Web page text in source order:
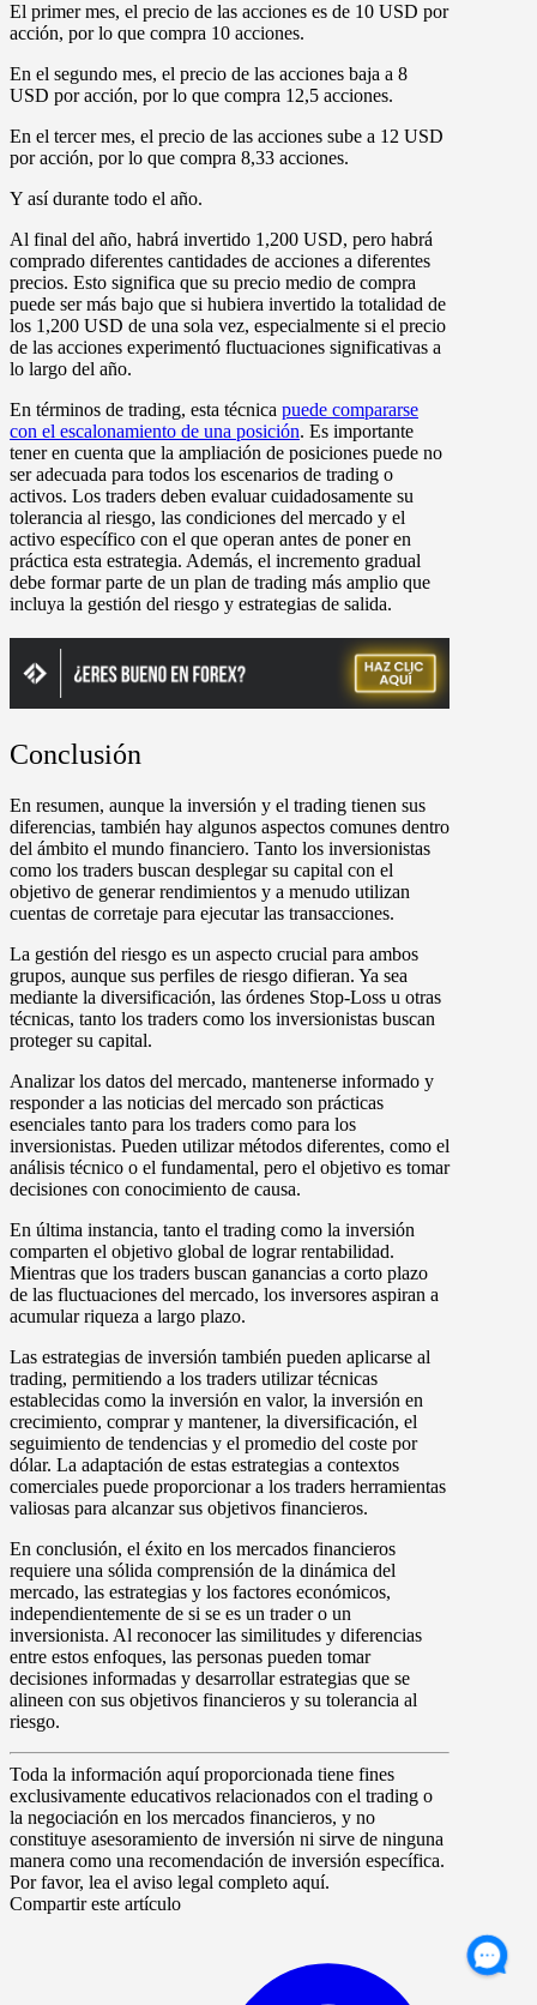
El primer mes, el precio de las acciones es de 10 USD por
acción, por lo que compra 10 acciones.
En el segundo mes, el precio de las acciones baja a 8
USD por acción, por lo que compra 12,5 acciones.
En el tercer mes, el precio de las acciones sube a 12 USD
por acción, por lo que compra 8,33 acciones.
Y así durante todo el año.
Al final del año, habrá invertido 1,200 USD, pero habrá
comprado diferentes cantidades de acciones a diferentes
precios. Esto significa que su precio medio de compra
puede ser más bajo que si hubiera invertido la totalidad de
los 1,200 USD de una sola vez, especialmente si el precio
de las acciones experimentó fluctuaciones significativas a
lo largo del año.
En términos de trading, esta técnica puede compararse
con el escalonamiento de una posición. Es importante
tener en cuenta que la ampliación de posiciones puede no
ser adecuada para todos los escenarios de trading o
activos. Los traders deben evaluar cuidadosamente su
tolerancia al riesgo, las condiciones del mercado y el
activo específico con el que operan antes de poner en
práctica esta estrategia. Además, el incremento gradual
debe formar parte de un plan de trading más amplio que
incluya la gestión del riesgo y estrategias de salida.
Conclusión
En resumen, aunque la inversión y el trading tienen sus
diferencias, también hay algunos aspectos comunes dentro
del ámbito el mundo financiero. Tanto los inversionistas
como los traders buscan desplegar su capital con el
objetivo de generar rendimientos y a menudo utilizan
cuentas de corretaje para ejecutar las transacciones.
La gestión del riesgo es un aspecto crucial para ambos
grupos, aunque sus perfiles de riesgo difieran. Ya sea
mediante la diversificación, las órdenes Stop-Loss u otras
técnicas, tanto los traders como los inversionistas buscan
proteger su capital.
Analizar los datos del mercado, mantenerse informado y
responder a las noticias del mercado son prácticas
esenciales tanto para los traders como para los
inversionistas. Pueden utilizar métodos diferentes, como el
análisis técnico o el fundamental, pero el objetivo es tomar
decisiones con conocimiento de causa.
En última instancia, tanto el trading como la inversión
comparten el objetivo global de lograr rentabilidad.
Mientras que los traders buscan ganancias a corto plazo
de las fluctuaciones del mercado, los inversores aspiran a
acumular riqueza a largo plazo.
Las estrategias de inversión también pueden aplicarse al
trading, permitiendo a los traders utilizar técnicas
establecidas como la inversión en valor, la inversión en
crecimiento, comprar y mantener, la diversificación, el
seguimiento de tendencias y el promedio del coste por
dólar. La adaptación de estas estrategias a contextos
comerciales puede proporcionar a los traders herramientas
valiosas para alcanzar sus objetivos financieros.
En conclusión, el éxito en los mercados financieros
requiere una sólida comprensión de la dinámica del
mercado, las estrategias y los factores económicos,
independientemente de si se es un trader o un
inversionista. Al reconocer las similitudes y diferencias
entre estos enfoques, las personas pueden tomar
decisiones informadas y desarrollar estrategias que se
alineen con sus objetivos financieros y su tolerancia al
riesgo.
Toda la información aquí proporcionada tiene fines
exclusivamente educativos relacionados con el trading o
la negociación en los mercados financieros, y no
constituye asesoramiento de inversión ni sirve de ninguna
manera como una recomendación de inversión específica.
Por favor, lea el aviso legal completo aquí.
Compartir este artículo